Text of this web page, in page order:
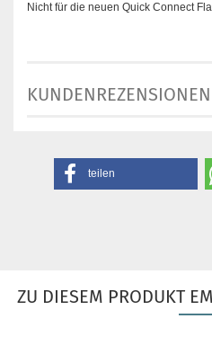
Nicht für die neuen Quick Connect
KUNDENREZENSIONEN
teilen
ZU DIESEM PRODUKT